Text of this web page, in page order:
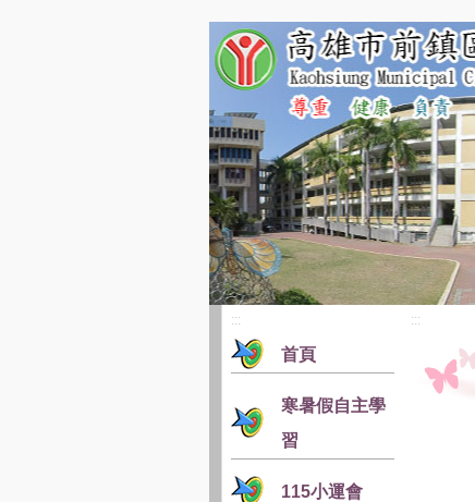
:::
首頁
寒暑假自主學
習
115小運會
:::